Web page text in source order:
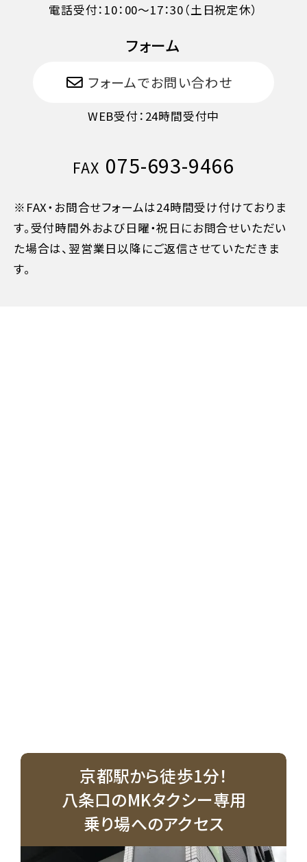
電話受付：10：00～17：30（土日祝定休）
フォーム
フォームでお問い合わせ
WEB受付：24時間受付中
FAX 075-693-9466
※FAX・お問合せフォームは24時間受け付けておりま
す。受付時間外および日曜・祝日にお問合せいただい
た場合は、翌営業日以降にご返信させていただきま
す。
京都駅から徒歩1分！
八条口のMKタクシー専用
乗り場へのアクセス